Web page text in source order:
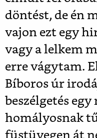
döntést, de én
vajon ezt egy
vagy a lelkem
erre vágytam.
Bíboros úr
beszélgetés
homályosnak
füstüvegen át